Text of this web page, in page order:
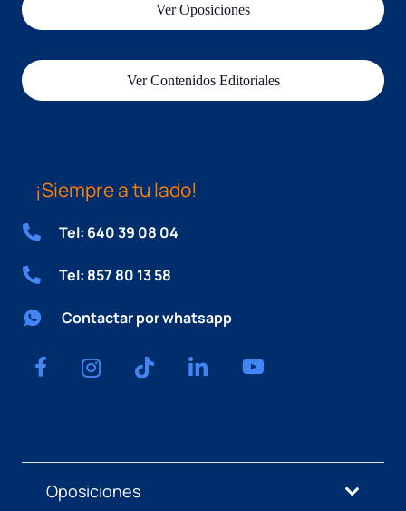
Ver Oposiciones
Ver Contenidos Editoriales
¡Siempre a tu lado!
Tel: 640 39 08 04
Tel: 857 80 13 58
Contactar por whatsapp
Oposiciones